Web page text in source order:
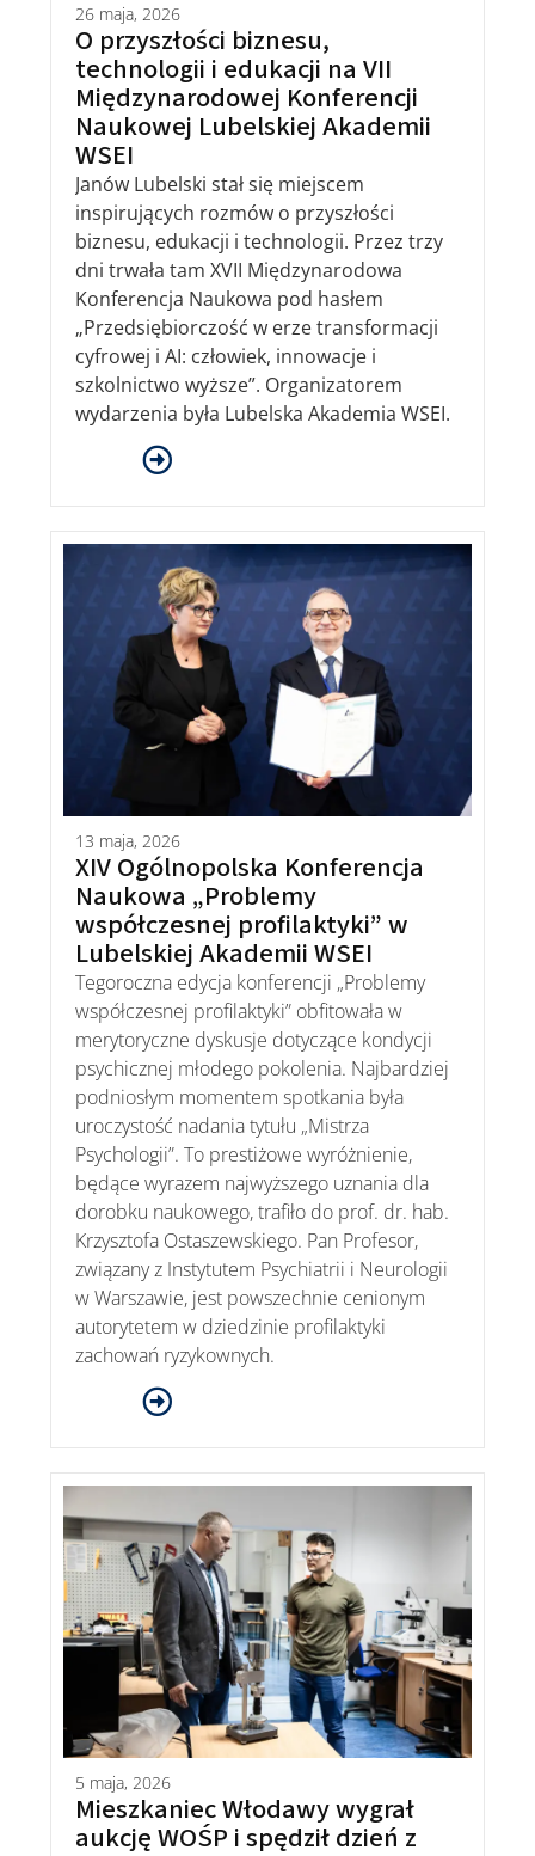
26 maja, 2026
O przyszłości biznesu,
technologii i edukacji na VII
Międzynarodowej Konferencji
Naukowej Lubelskiej Akademii
WSEI
Janów Lubelski stał się miejscem
inspirujących rozmów o przyszłości
biznesu, edukacji i technologii. Przez trzy
dni trwała tam XVII Międzynarodowa
Konferencja Naukowa pod hasłem
„Przedsiębiorczość w erze transformacji
cyfrowej i AI: człowiek, innowacje i
szkolnictwo wyższe”. Organizatorem
wydarzenia była Lubelska Akademia WSEI.
13 maja, 2026
XIV Ogólnopolska Konferencja
Naukowa „Problemy
współczesnej profilaktyki” w
Lubelskiej Akademii WSEI
Tegoroczna edycja konferencji „Problemy
współczesnej profilaktyki” obfitowała w
merytoryczne dyskusje dotyczące kondycji
psychicznej młodego pokolenia. Najbardziej
podniosłym momentem spotkania była
uroczystość nadania tytułu „Mistrza
Psychologii”. To prestiżowe wyróżnienie,
będące wyrazem najwyższego uznania dla
dorobku naukowego, trafiło do prof. dr. hab.
Krzysztofa Ostaszewskiego. Pan Profesor,
związany z Instytutem Psychiatrii i Neurologii
w Warszawie, jest powszechnie cenionym
autorytetem w dziedzinie profilaktyki
zachowań ryzykownych.
5 maja, 2026
Mieszkaniec Włodawy wygrał
aukcję WOŚP i spędził dzień z